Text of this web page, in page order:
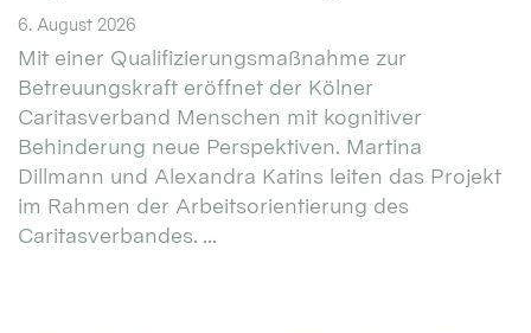
6. August 2026
Mit einer Qualifizierungsmaßnahme zur
Betreuungskraft eröffnet der Kölner
Caritasverband Menschen mit kognitiver
Behinderung neue Perspektiven. Martina
Dillmann und Alexandra Katins leiten das Projekt
im Rahmen der Arbeitsorientierung des
Caritasverbandes. ...